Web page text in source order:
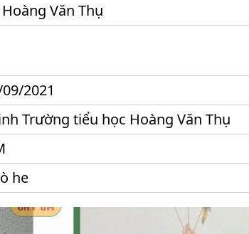
Văn Thụ
2021
Trường tiểu học Hoàng Văn Thụ
he